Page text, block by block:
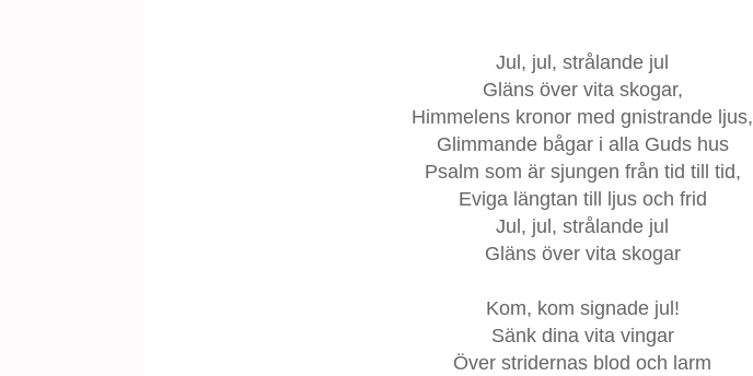
Jul, jul, strålande jul
Gläns över vita skogar,
Himmelens kronor med gnistrande ljus,
Glimmande bågar i alla Guds hus
Psalm som är sjungen från tid till tid,
Eviga längtan till ljus och frid
Jul, jul, strålande jul
Gläns över vita skogar
Kom, kom signade jul!
Sänk dina vita vingar
Över stridernas blod och larm